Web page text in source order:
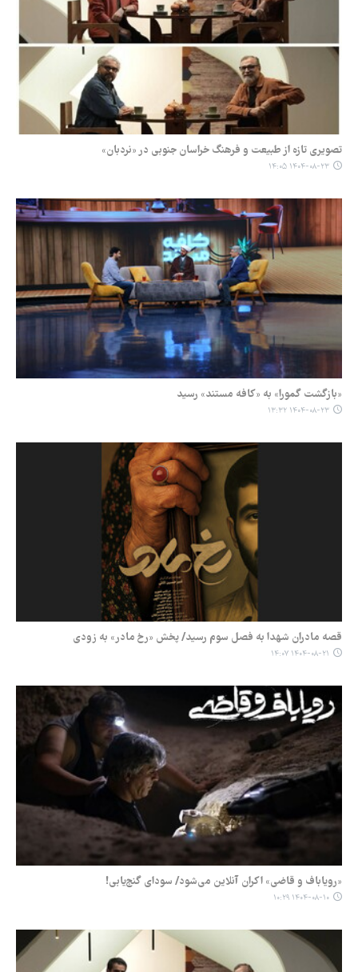
تصویری تازه از طبیعت و فرهنگ خراسان جنوبی در «نردبان»
۱۴۰۴-۰۸-۲۳ ۱۴:۰۵
«بازگشت گمورا» به «کافه مستند» رسید
۱۴۰۴-۰۸-۲۳ ۱۳:۳۲
قصه مادران شهدا به فصل سوم رسید/ پخش «رخ مادر» به زودی
۱۴۰۴-۰۸-۲۱ ۱۴:۰۷
«رویاباف و قاضی» اکران آنلاین می‌شود/ سودای گنج‌یابی!
۱۴۰۴-۰۸-۱۰ ۱۰:۲۹